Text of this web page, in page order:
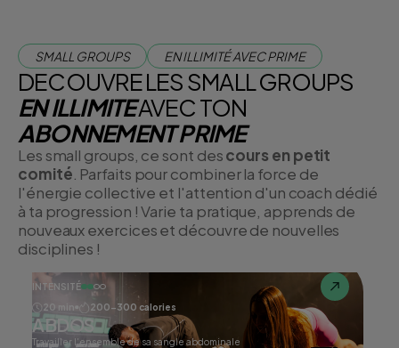
SMALL GROUPS EN ILLIMITÉ AVEC PRIME
DECOUVRE LES SMALL GROUPS
EN ILLIMITEAVEC TON
ABONNEMENT PRIME
Les small groups, ce sont descours en petit
comité . Parfaits pour combiner la force de
l'énergie collective et l'attention d'un coach dédié
à ta progression ! Varie ta pratique, apprends de
nouveaux exercices et découvre de nouvelles
disciplines !
INTENSITÉ
20 min
200-300 calories
ABDOS
Travailler l'ensemble de sa sangle abdominale